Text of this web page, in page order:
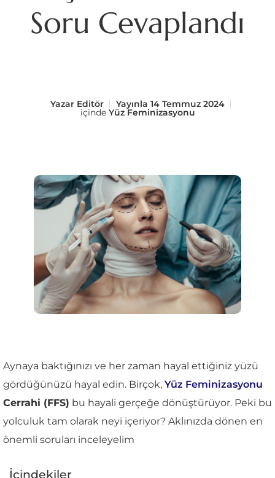
Soru Cevaplandı
Yazar Editör Yayınla 14 Temmuz 2024
içinde Yüz Feminizasyonu
Aynaya baktığınızı ve her zaman hayal ettiğiniz yüzü
gördüğünüzü hayal edin. Birçok, Yüz Feminizasyonu
Cerrahi (FFS) bu hayali gerçeğe dönüştürüyor. Peki bu
yolculuk tam olarak neyi içeriyor? Aklınızda dönen en
önemli soruları inceleyelim
İçindekiler